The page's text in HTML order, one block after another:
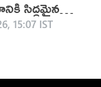
సిద్ధమైన
15:07 IST